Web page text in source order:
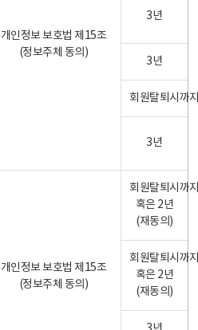
개인정보 보호법 제15조
(정보주체 동의)
3년
3년
회원탈퇴시까
3년
개인정보 보호법 제15조
(정보주체 동의)
회원탈퇴시까
혹은 2년
(재동의)
회원탈퇴시까
혹은 2년
(재동의)